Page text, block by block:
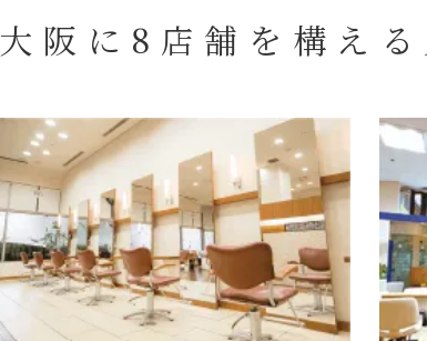
大阪に8店舗を構える